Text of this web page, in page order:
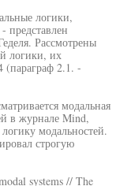
логики,
представлен
Рассмотрены
логики, их
(параграф 2.1. -
модальная
в журнале Mind,
модальностей.
строгую
systems // The